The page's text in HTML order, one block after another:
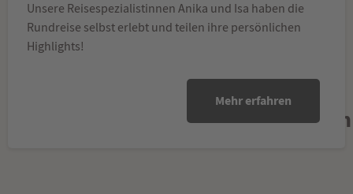
Unsere Reisespezialistinnen Anika und Isa haben die
Rundreise selbst erlebt und teilen ihre persönlichen
Highlights!
Mehr erfahren
Hier klicken